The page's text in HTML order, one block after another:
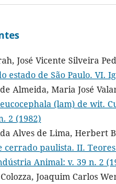
José Vicente Silveira
estado de São Paulo. VI.
Almeida, Maria José
(lam) de wit.
2 (1982)
Alves de Lima, Herbert
cerrado paulista. II.
Animal: v. 39 n. 2
Joaquim Carlos